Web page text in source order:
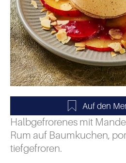
Halbgefrorenes mit
Rum auf Baumkuchen,
tiefgefroren.